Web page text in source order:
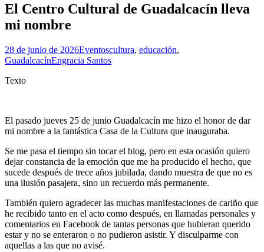
El Centro Cultural de Guadalcacín lleva
mi nombre
28 de junio de 2026Eventoscultura, educación,
GuadalcacínEngracia Santos
Texto
El pasado jueves 25 de junio Guadalcacín me hizo el honor de dar
mi nombre a la fantástica Casa de la Cultura que inauguraba.
Se me pasa el tiempo sin tocar el blog, pero en esta ocasión quiero
dejar constancia de la emoción que me ha producido el hecho, que
sucede después de trece años jubilada, dando muestra de que no es
una ilusión pasajera, sino un recuerdo más permanente.
También quiero agradecer las muchas manifestaciones de cariño que
he recibido tanto en el acto como después, en llamadas personales y
comentarios en Facebook de tantas personas que hubieran querido
estar y no se enteraron o no pudieron asistir. Y disculparme con
aquellas a las que no avisé.